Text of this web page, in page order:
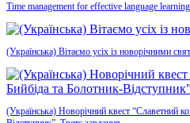
Time management for effective language
(Українська) Вітаємо усіх із новорічними
(Українська) Новорічний квест “Славетний